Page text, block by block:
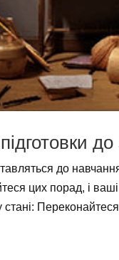
до
до
цих порад, і
стані: